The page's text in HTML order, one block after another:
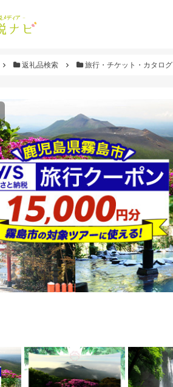
返礼品検索 旅行・チケット・カタログ